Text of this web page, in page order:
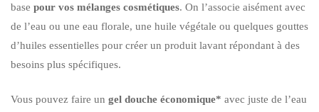
base pour vos mélanges cosmétiques. On l’associe aisément avec
de l’eau ou une eau florale, une huile végétale ou quelques gouttes
d’huiles essentielles pour créer un produit lavant répondant à des
besoins plus spécifiques.
Vous pouvez faire un gel douche économique* avec juste de l’eau